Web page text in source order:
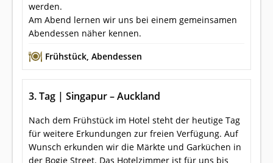
werden.
Am Abend lernen wir uns bei einem gemeinsamen
Abendessen näher kennen.
Frühstück, Abendessen
3. Tag | Singapur – Auckland
Nach dem Frühstück im Hotel steht der heutige Tag
für weitere Erkundungen zur freien Verfügung. Auf
Wunsch erkunden wir die Märkte und Garküchen in
der Bogie Street. Das Hotelzimmer ist für uns bis